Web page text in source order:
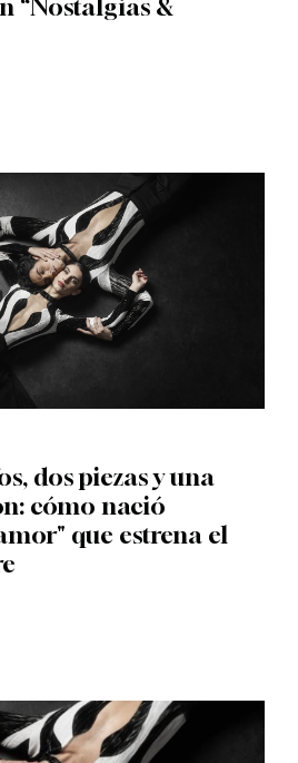
“Nostalgias &
dos piezas y una
cómo nació
que estrena el